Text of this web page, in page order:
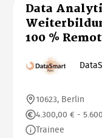
Data
100 %
10623, Berlin
4.300,00 € -
Trainee